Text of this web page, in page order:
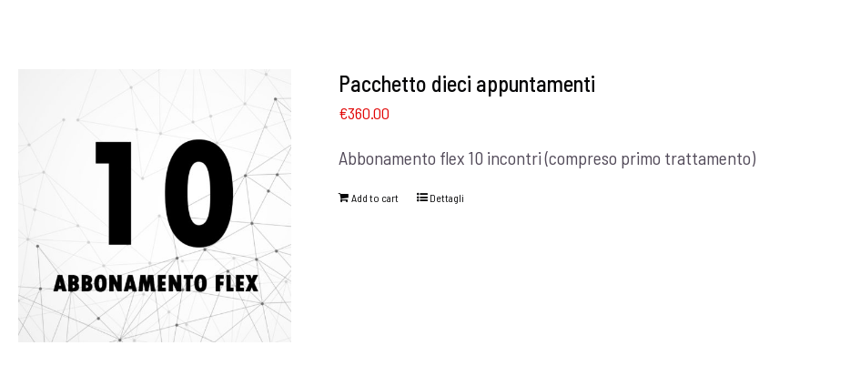
Pacchetto dieci appuntamenti
€360.00
Abbonamento flex 10 incontri (compreso primo trattamento)
Add to cart Dettagli